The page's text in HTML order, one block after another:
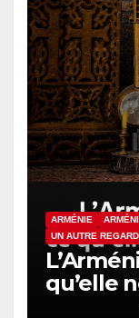
ARMÉNIE
UN AUTRE
qu’elle